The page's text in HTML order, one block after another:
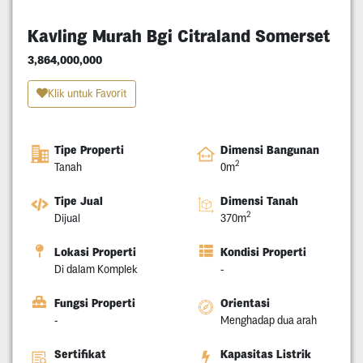
Kavling Murah Bgi Citraland Somerset
3,864,000,000
Klik untuk Favorit
Tipe Properti
Tanah
Dimensi Bangunan
0m2
Tipe Jual
Dijual
Dimensi Tanah
370m2
Lokasi Properti
Di dalam Komplek
Kondisi Properti
-
Fungsi Properti
-
Orientasi
Menghadap dua arah
Sertifikat Kapasitas Listrik